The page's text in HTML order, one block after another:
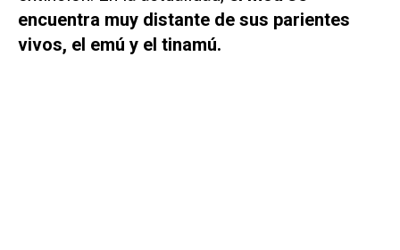
encuentra muy distante de sus parientes
vivos, el emú y el tinamú.